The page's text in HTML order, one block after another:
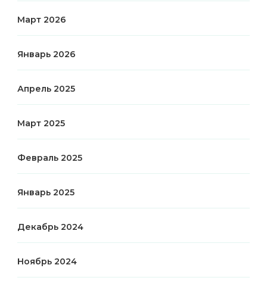
Март 2026
Январь 2026
Апрель 2025
Март 2025
Февраль 2025
Январь 2025
Декабрь 2024
Ноябрь 2024